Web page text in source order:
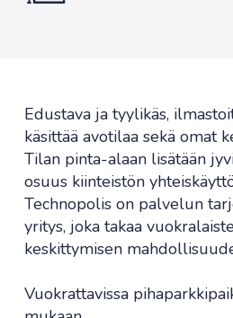
Edustava ja tyylikäs,
käsittää avotilaa sekä omat
Tilan pinta-alaan lisätään
osuus kiinteistön
Technopolis on palvelun
yritys, joka takaa
keskittymisen
Vuokrattavissa